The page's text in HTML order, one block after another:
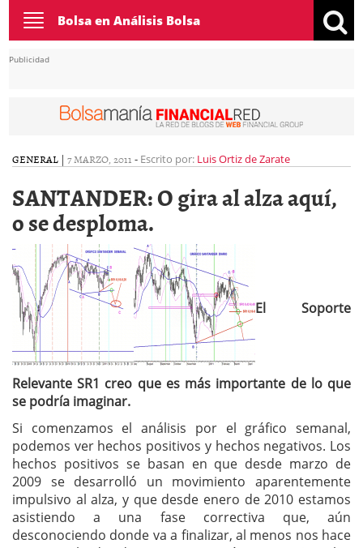
Toggle
navigation
Bolsa en Análisis Bolsa
Publicidad
GENERAL | 7 MARZO, 2011 - Escrito por: Luis Ortiz de Zarate
SANTANDER: O gira al alza aquí,
o se desploma.
El Soporte
Relevante SR1 creo que es más importante de lo que
se podría imaginar.
Si comenzamos el análisis por el gráfico semanal,
podemos ver hechos positivos y hechos negativos. Los
hechos positivos se basan en que desde marzo de
2009 se desarrolló un movimiento aparentemente
impulsivo al alza, y que desde enero de 2010 estamos
asistiendo a una fase correctiva que, aún
desconociendo donde va a finalizar, al menos nos hace